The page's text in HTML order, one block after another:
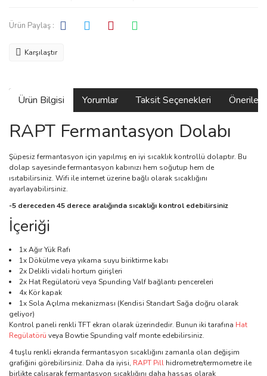
Ürün Paylaş :
Karşılaştır
Ürün Bilgisi Yorumlar Taksit Seçenekleri
RAPT Fermantasyon Dolabı
Şüpesiz fermantasyon için yapılmış en iyi sıcaklık kontrollü dolaptır. Bu
dolap sayesinde fermantasyon kabınızı hem soğutup hem de
ısıtabilirsiniz. Wifi ile internet üzerine bağlı olarak sıcaklığını
ayarlayabilirsiniz.
-5 dereceden 45 derece aralığında sıcaklığı kontrol edebilirsiniz
İçeriği
1x Ağır Yük Rafı
1x Dökülme veya yıkama suyu biriktirme kabı
2x Delikli vidali hortum girişleri
2x Hat Regülatorü veya Spunding Valf bağlantı pencereleri
4x Kör kapak
1x Sola Açılma mekanizması (Kendisi Standart Sağa doğru olarak
geliyor)
Kontrol paneli renkli TFT ekran olarak üzerindedir. Bunun iki tarafına Hat
Regülatörü veya Bowtie Spunding valf monte edebilirsiniz.
4 tuşlu renkli ekranda fermantasyon sıcaklığını zamanla olan değişim
grafiğini görebilirsiniz. Daha da iyisi, RAPT Pill hidrometre/termometre ile
birlikte çalışarak fermantasyon sıcaklığını daha hassas olarak